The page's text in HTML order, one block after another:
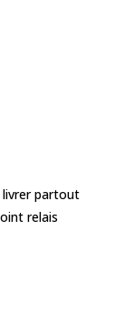
livrer partout
relais